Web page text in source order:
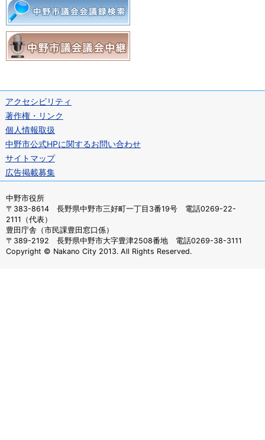
アクセシビリティ
著作権・リンク
個人情報取扱
中野市公式HPに関するお問い合わせ
サイトマップ
広告掲載募集
中野市役所
〒383-8614 長野県中野市三好町一丁目3番19号 電話0269-22-
2111（代表）
豊田庁舎（市民課豊田窓口係）
〒389-2192 長野県中野市大字豊津2508番地 電話0269-38-3111
Copyright © Nakano City 2013. All Rights Reserved.